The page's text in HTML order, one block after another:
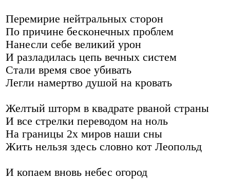
Перемирие нейтральных сторон
По причине бесконечных проблем
Нанесли себе великий урон
И разладилась цепь вечных систем
Стали время свое убивать
Легли намертво душой на кровать
Желтый шторм в квадрате рваной страны
И все стрелки переводом на ноль
На границы 2х миров наши сны
Жить нельзя здесь словно кот Леопольд
И копаем вновь небес огород